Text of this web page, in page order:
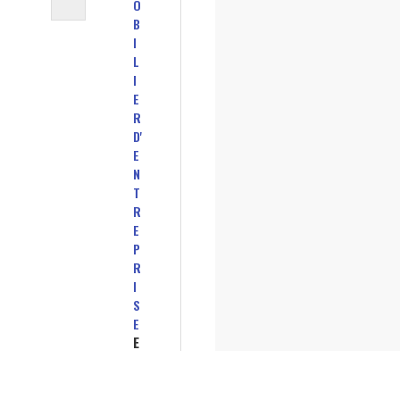
O
B
I
L
I
E
R
D'
E
N
T
R
E
P
R
I
S
E
E